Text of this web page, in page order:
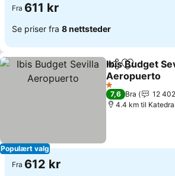
Fra 611 kr
Se priser fra 8 nettsteder
Populært valg
Del Legg til i
Ibis Budget
Aeropuerto
1 Stjerner
7,6 Bra
12
4.4 km til
Fra 612 kr